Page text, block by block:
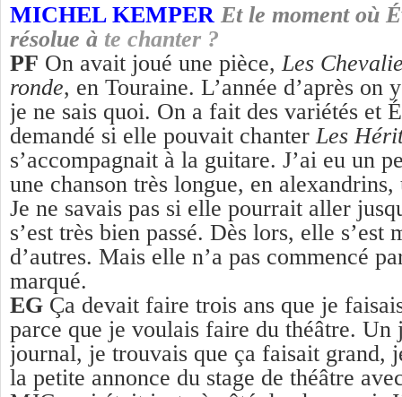
MICHEL KEMPER Et le moment où
résolue à te chanter ?
PF On avait joué une pièce, Les
ronde, en Touraine. L’année d’après on
je ne sais quoi. On a fait des variétés et
demandé si elle pouvait chanter Les
s’accompagnait à la guitare. J’ai eu un
une chanson très longue, en
Je ne savais pas si elle pourrait aller
s’est très bien passé. Dès lors, elle s’est
d’autres. Mais elle n’a pas commencé
marqué.
EG Ça devait faire trois ans que je
parce que je voulais faire du théâtre. Un
journal, je trouvais que ça faisait grand,
la petite annonce du stage de théâtre